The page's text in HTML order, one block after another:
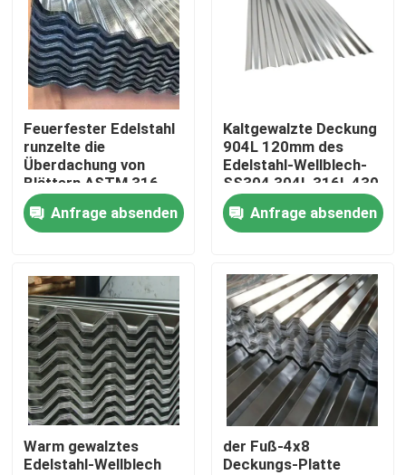
Produkte
Videos
Über uns
Fabrik-Ausflug
Qualitätskontrolle
Treten Sie mit uns in Verbindung
Nachrichten
Fälle
nahtloses Rohr SS
Feuerfester Edelstahl
runzelte die
Überdachung von
Blättern ASTM 316
317
Anfrage absenden
Kaltgewalzte Deckung
904L 120mm des
Edelstahl-Wellblech-
SS304 304L 316L 430
Anfrage absenden
Warm gewalztes
Edelstahl-Wellblech
der Fuß-4x8
Deckungs-Platte